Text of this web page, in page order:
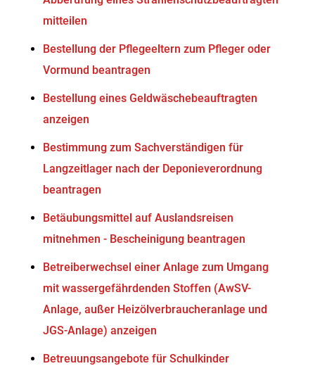
mitteilen
Bestellung der Pflegeeltern zum Pfleger oder
Vormund beantragen
Bestellung eines Geldwäschebeauftragten
anzeigen
Bestimmung zum Sachverständigen für
Langzeitlager nach der Deponieverordnung
beantragen
Betäubungsmittel auf Auslandsreisen
mitnehmen - Bescheinigung beantragen
Betreiberwechsel einer Anlage zum Umgang
mit wassergefährdenden Stoffen (AwSV-
Anlage, außer Heizölverbraucheranlage und
JGS-Anlage) anzeigen
Betreuungsangebote für Schulkinder